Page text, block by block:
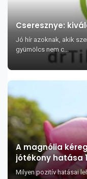
Cseresznye:
Jó hír azoknak, akik
gyümölcs nem c...
A magnólia
jótékony hatása
Milyen pozitív hatásai